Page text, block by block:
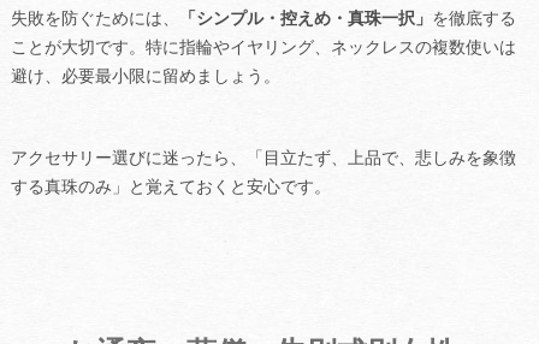
失敗を防ぐためには、 「シンプル・控えめ・真珠一択」 を徹底する
ことが大切です。特に指輪やイヤリング、ネックレスの複数使いは
避け、必要最小限に留めましょう。
アクセサリー選びに迷ったら、「目立たず、上品で、悲しみを象徴
する真珠のみ」と覚えておくと安心です。